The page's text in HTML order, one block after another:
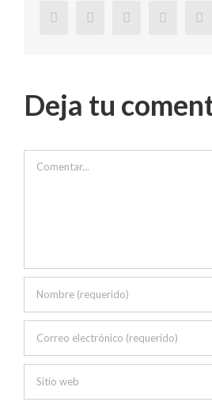
Deja tu